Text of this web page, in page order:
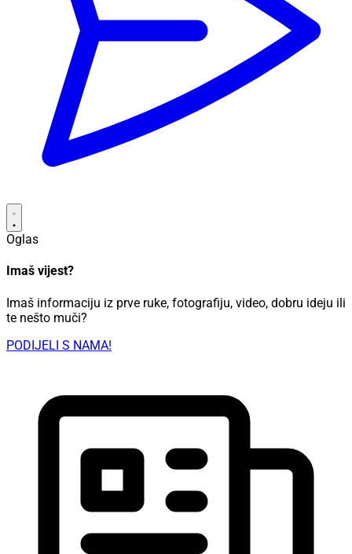
Oglas
Imaš vijest?
Imaš informaciju iz prve ruke, fotografiju, video, dobru ideju ili
te nešto muči?
PODIJELI S NAMA!